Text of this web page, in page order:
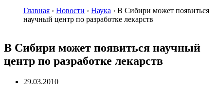
Главная › Новости › Наука › В Сибири может появиться
научный центр по разработке лекарств
В Сибири может появиться научный
центр по разработке лекарств
29.03.2010